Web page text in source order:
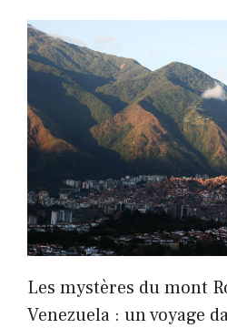
Les mystères du mont
Venezuela : un voyage